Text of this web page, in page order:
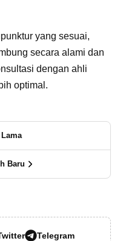
yang sesuai,
secara alami dan
dengan ahli
optimal.
Baru
Telegram